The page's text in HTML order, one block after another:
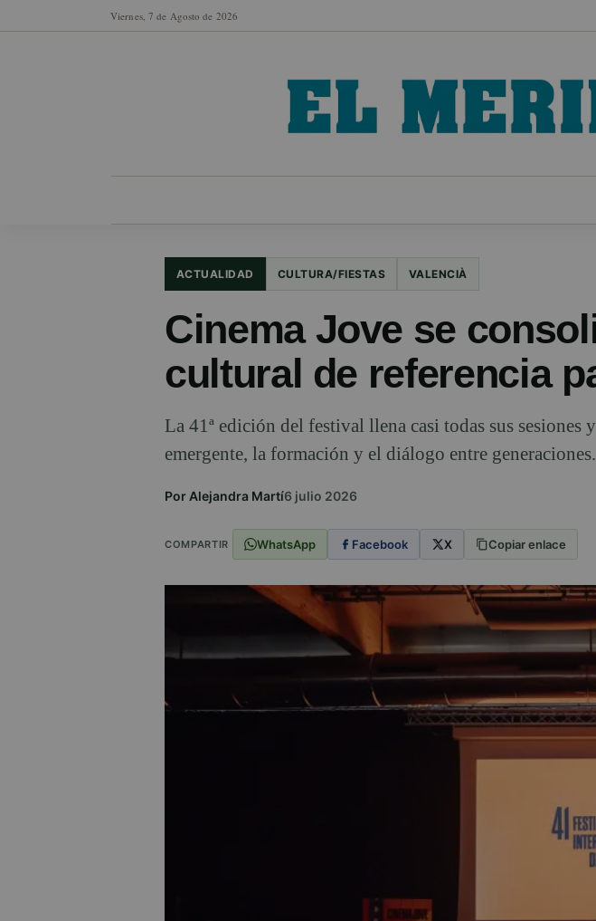
Viernes, 7 de Agosto de 2026
ACTUALIDAD CULTURA/FIESTAS VALENCIÀ
Cinema Jove se
cultural de referencia
La 41ª edición del festival llena casi todas sus sesiones
emergente, la formación y el diálogo entre generaciones.
Por Alejandra Martí6 julio 2026
COMPARTIR WhatsApp Facebook X Copiar enlace